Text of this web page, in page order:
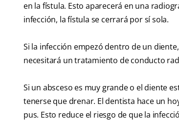
en la fístula. Esto aparecerá en una
infección, la fístula se cerrará por sí sola.
Si la infección empezó dentro de un
necesitará un tratamiento de conducto
Si un absceso es muy grande o el diente
tenerse que drenar. El dentista hace un
pus. Esto reduce el riesgo de que la